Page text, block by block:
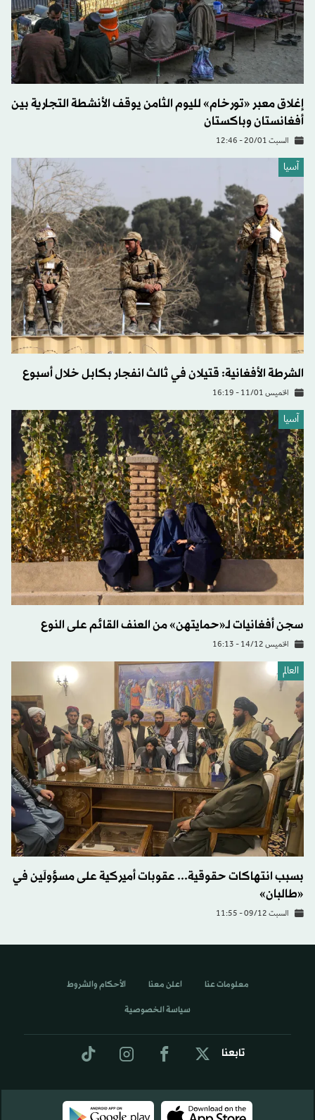
إغلاق معبر «تورخام» لليوم الثامن يوقف الأنشطة التجارية بين
أفغانستان وباكستان
السبت 20/01 - 12:46
آسيا
الشرطة الأفغانية: قتيلان في ثالث انفجار بكابل خلال أسبوع
الخميس 11/01 - 16:19
آسيا
سجن أفغانيات لـ«حمايتهن» من العنف القائم على النوع
الخميس 14/12 - 16:13
العالم
بسبب انتهاكات حقوقية... عقوبات أميركية على مسؤولَين في
«طالبان»
السبت 09/12 - 11:55
تابعنا
معلومات عنا اعلن معنا الأحكام والشروط
سياسة الخصوصية